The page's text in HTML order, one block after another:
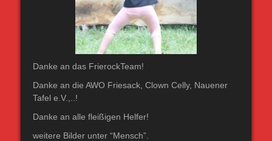
Danke an das FrierockTeam!
Danke an die AWO Friesack, Clown Celly, Nauener
Tafel e.V.,..!
Danke an alle fleißigen Helfer!
weitere Bilder unter “Mensch”.